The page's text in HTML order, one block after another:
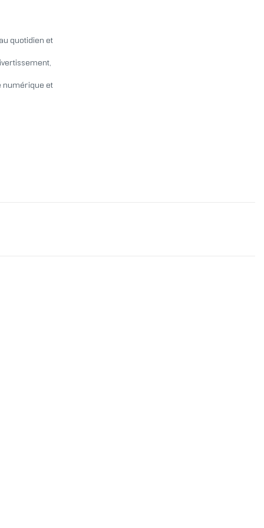
quotidien et
numérique et